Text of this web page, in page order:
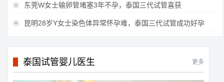
 东莞W女士输卵管堵塞3年不孕，泰国三代试管喜获
 昆明28岁Y女士染色体异常怀孕难，泰国三代试管成功好孕
泰国试管婴儿医生 更多